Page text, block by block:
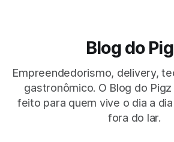
Blog do
Empreendedorismo, delivery,
gastronômico. O Blog do
feito para quem vive o dia a
fora do lar.